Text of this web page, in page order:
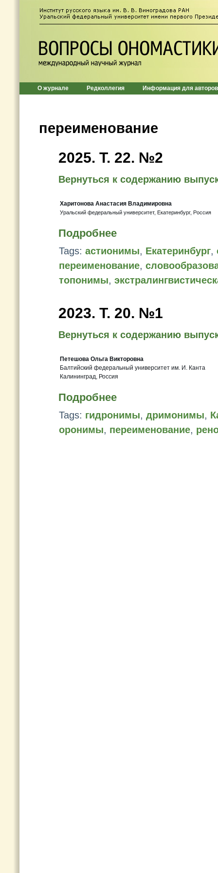
О журнале Редколлегия Информация для авторов
переименование
2025. Т. 22. №2
Вернуться к содержанию
Харитонова Анастасия Владимировна
Уральский федеральный университет, Екатеринбург, Россия
Подробнее
Tags: астионимы, Екатеринбург,
переименование,
топонимы,
2023. Т. 20. №1
Вернуться к содержанию
Петешова Ольга Викторовна
Балтийский федеральный университет им. И. Канта
Калининград, Россия
Подробнее
Tags: гидронимы, дримонимы,
оронимы, переименование,